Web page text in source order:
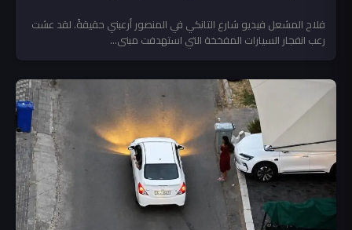
فلاح المشعل فيديو شارع التانكي في المنصور أرعبني حقيقةً. لقد عشت
رعب انفجار السيارات المفخخة التي استهدفت مبنى...